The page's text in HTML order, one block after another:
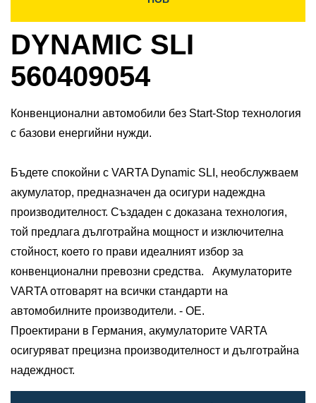
DYNAMIC SLI
560409054
Конвенционални автомобили без Start-Stop технология
с базови енергийни нужди.
Бъдете спокойни с VARTA Dynamic SLI, необслужваем
акумулатор, предназначен да осигури надеждна
производителност. Създаден с доказана технология,
той предлага дълготрайна мощност и изключителна
стойност, което го прави идеалният избор за
конвенционални превозни средства. ​ Акумулаторите
VARTA отговарят на всички стандарти на
автомобилните производители. - ОЕ.
Проектирани в Германия, акумулаторите VARTA
осигуряват прецизна производителност и дълготрайна
надеждност.​